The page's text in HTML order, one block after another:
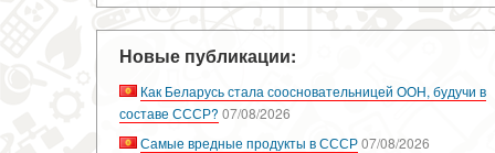
Новые публикации:
Как Беларусь стала соосновательницей ООН, будучи в
составе СССР? 07/08/2026
Самые вредные продукты в СССР07/08/2026